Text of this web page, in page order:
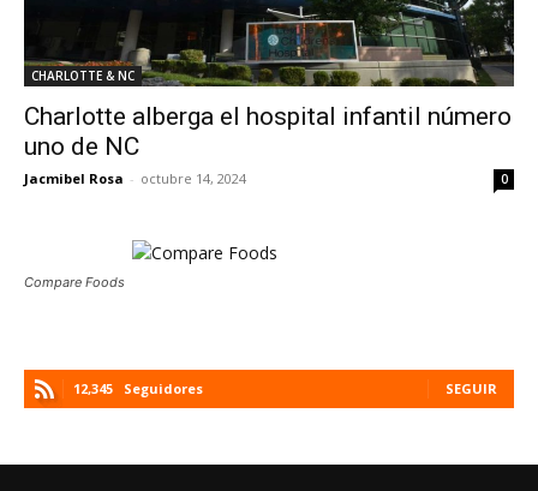
CHARLOTTE & NC
Charlotte alberga el hospital infantil número
uno de NC
Jacmibel Rosa - octubre 14, 2024 0
Compare Foods
12,345 Seguidores SEGUIR